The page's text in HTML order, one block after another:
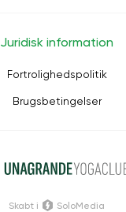
Juridisk information
Fortrolighedspolitik
Brugsbetingelser
Skabt i SoloMedia